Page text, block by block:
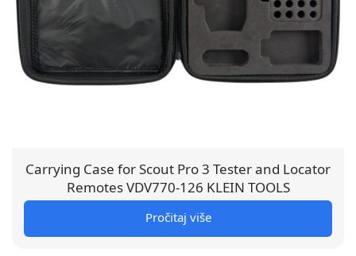
Carrying Case for Scout Pro 3 Tester and Locator
Remotes VDV770-126 KLEIN TOOLS
Pročitaj više